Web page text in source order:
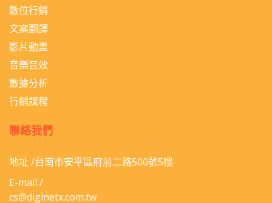
數位行銷
文案翻譯
影片動畫
音樂音效
數據分析
行銷課程
聯絡我們
地址 /台南市安平區府前二路500號5樓
E-mail /
cs@diginetx.com.tw